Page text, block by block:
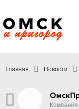
Главная Новости
Компания